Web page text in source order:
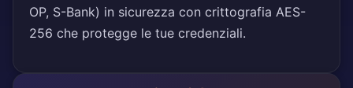
OP, S-Bank) in sicurezza con crittografia AES-
256 che protegge le tue credenziali.